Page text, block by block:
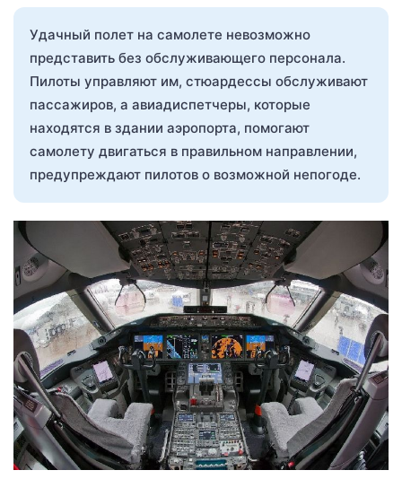
Удачный полет на самолете невозможно
представить без обслуживающего персонала.
Пилоты управляют им, стюардессы обслуживают
пассажиров, а авиадиспетчеры, которые
находятся в здании аэропорта, помогают
самолету двигаться в правильном направлении,
предупреждают пилотов о возможной непогоде.